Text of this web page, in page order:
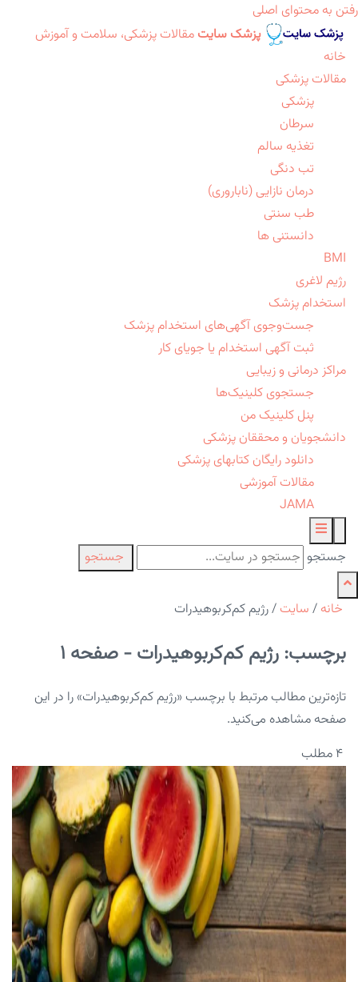
رفتن به محتوای اصلی
پزشک سایت مقالات پزشکی، سلامت و آموزش
خانه
مقالات پزشکی
پزشکی
سرطان
تغذیه سالم
تب دنگی
درمان نازایی (ناباروری)
طب سنتی
دانستنی ها
BMI
رژیم لاغری
استخدام پزشک
جست‌وجوی آگهی‌های استخدام پزشک
ثبت آگهی استخدام یا جویای کار
مراکز درمانی و زیبایی
جستجوی کلینیک‌ها
پنل کلینیک من
دانشجویان و محققان پزشکی
دانلود رایگان کتابهای پزشکی
مقالات آموزشی
JAMA
جستجو جستجو
خانه / سایت /رژیم کم‌کربوهیدرات
برچسب: رژیم کم‌کربوهیدرات - صفحه 1
تازه‌ترین مطالب مرتبط با برچسب «رژیم کم‌کربوهیدرات» را در این
صفحه مشاهده می‌کنید.
۴ مطلب